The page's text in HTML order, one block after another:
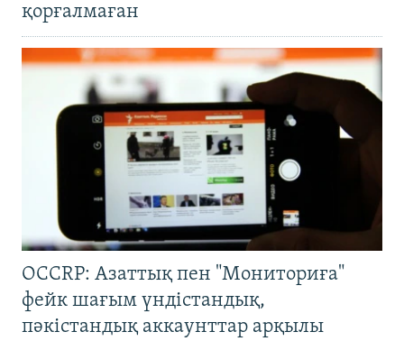
қорғалмаған
OCCRP: Азаттық пен "Мониториға"
фейк шағым үндістандық,
пәкістандық аккаунттар арқылы